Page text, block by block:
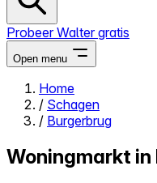
Probeer Walter gratis
Open menu
Close menu
Home
/ Schagen
/ Burgerbrug
Woningmarkt